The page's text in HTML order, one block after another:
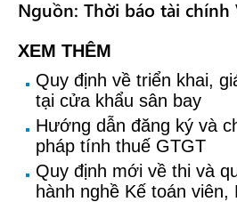
Nguồn: Thời báo tài chính
XEM THÊM
Quy định về triển khai,
tại cửa khẩu sân bay
Hướng dẫn đăng ký và
pháp tính thuế GTGT
Quy định mới về thi và
hành nghề Kế toán viên,